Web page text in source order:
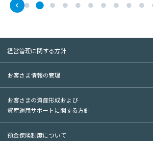
経営管理に関する方針
お客さま情報の管理
お客さまの資産形成および
資産運用サポートに関する方針
預金保険制度について